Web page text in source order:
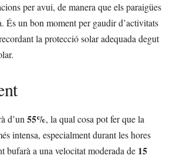
per avui, de manera que els paraigües
És un bon moment per gaudir d’activitats
la protecció solar adequada degut
d’un55%, la qual cosa pot fer que la
intensa, especialment durant les hores
bufarà a una velocitat moderada de 15